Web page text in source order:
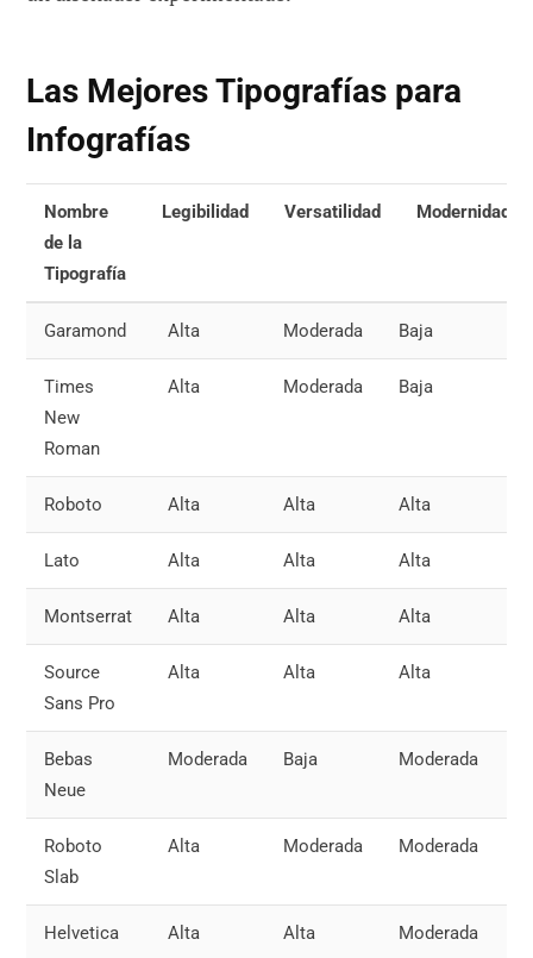
Las Mejores Tipografías para
Infografías
Nombre
de la
Tipografía
Legibilidad Versatilidad Modernidad
Garamond Alta Moderada Baja
Times
New
Roman
Alta Moderada Baja
Roboto Alta Alta Alta
Lato Alta Alta Alta
Montserrat Alta Alta Alta
Source
Sans Pro
Alta Alta Alta
Bebas
Neue
Moderada Baja Moderada
Roboto
Slab
Alta Moderada Moderada
Helvetica Alta Alta Moderada